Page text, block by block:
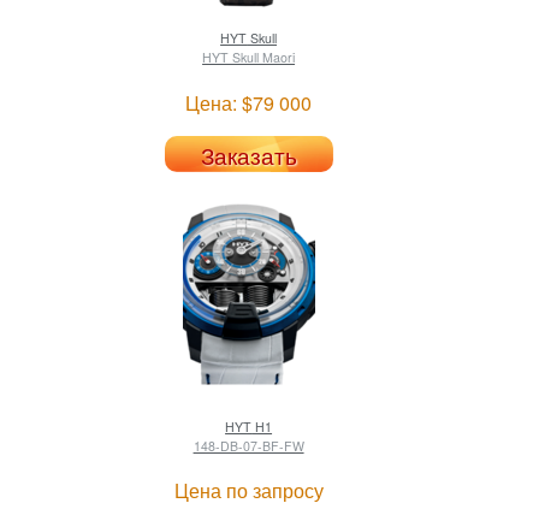
HYT Skull
HYT Skull Maori
Цена: $79 000
Заказать
HYT H1
148-DB-07-BF-FW
Цена по запросу